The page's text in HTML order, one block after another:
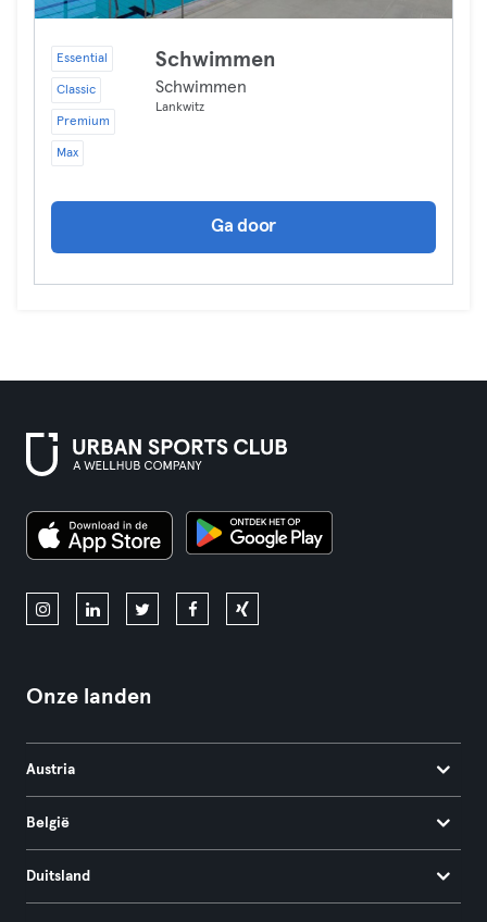
Essential
Classic
Premium
Max
Schwimmen
Schwimmen
Lankwitz
Ga door
Onze landen
Austria
België
Duitsland